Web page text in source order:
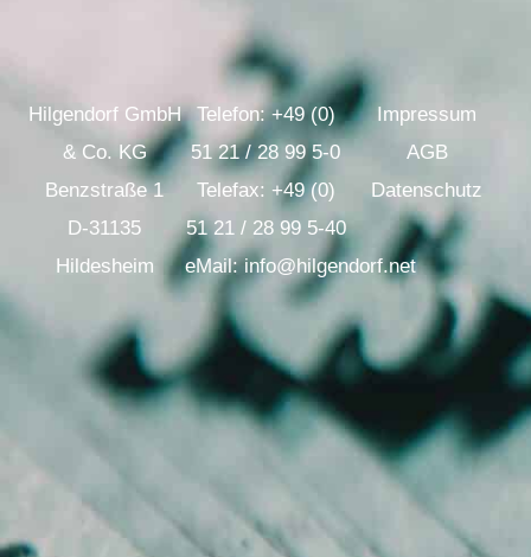
Hilgendorf GmbH
& Co. KG
Benzstraße 1
D-31135
Hildesheim
Telefon: +49 (0)
51 21 / 28 99 5-0
Telefax: +49 (0)
51 21 / 28 99 5-40
eMail: info@hilgendorf.net
Impressum
AGB
Datenschutz